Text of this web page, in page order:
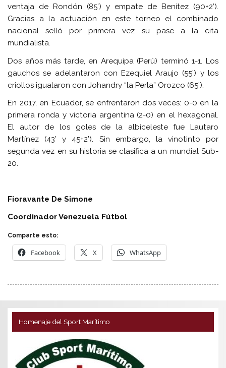
ventaja de Rondón (85’) y empate de Benítez (90+2’).
Gracias a la actuación en este torneo el combinado
nacional selló por primera vez su pase a la cita
mundialista.
Dos años más tarde, en Arequipa (Perú) terminó 1-1. Los
gauchos se adelantaron con Ezequiel Araujo (55’) y los
criollos igualaron con Johandry “la Perla” Orozco (65’).
En 2017, en Ecuador, se enfrentaron dos veces: 0-0 en la
primera ronda y victoria argentina (2-0) en el hexagonal.
El autor de los goles de la albiceleste fue Lautaro
Martínez (43’ y 45+2’). Sin embargo, la vinotinto por
segunda vez en su historia se clasifica a un mundial Sub-
20.
Fioravante De Simone
Coordinador Venezuela Fútbol
Comparte esto:
Facebook X WhatsApp
Homenaje del Sport Marítimo